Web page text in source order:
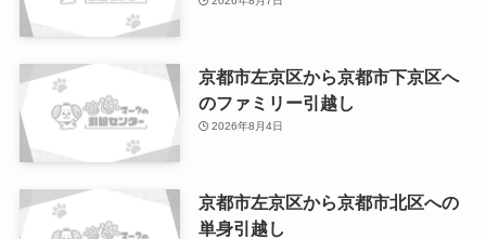
京都市左京区から京都市下京区へ
のファミリー引越し
2026年8月4日
京都市左京区から京都市北区への
単身引越し